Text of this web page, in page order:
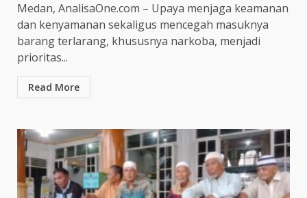
Medan, AnalisaOne.com – Upaya menjaga keamanan
dan kenyamanan sekaligus mencegah masuknya
barang terlarang, khususnya narkoba, menjadi
prioritas...
Read More